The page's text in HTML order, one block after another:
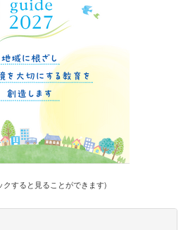
クすると見ることができます)